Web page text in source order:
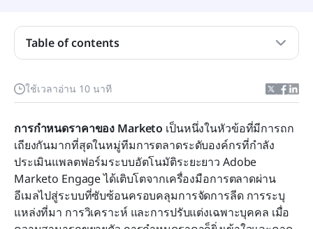
ใช้เวลาอ่าน 10 นาที
การกำหนดราคาของ Marketo เป็นหนึ่งในหัวข้อที่มีการถก
เถียงกันมากที่สุดในหมู่ทีมการตลาดระดับองค์กรที่กำลัง
ประเมินแพลตฟอร์มระบบอัตโนมัติระยะยาว Adobe
Marketo Engage ได้เติบโตจากเครื่องมือการตลาดผ่าน
อีเมลไปสู่ระบบที่ซับซ้อนครอบคลุมการจัดการลีด การระบุ
แหล่งที่มา การวิเคราะห์ และการปรับแต่งเฉพาะบุคคล เมื่อ
Table of contents
Marketo สูงขึ้นหรือลดลง
เสียงจากผู้ใช้: ข้อเสนอแนะเกี่ยวกับราคาและความคุ้ม
เมื่อไม่สามารถครอบคลุมได้: ทำไมทีมจึงมองหาทาง
เลือกอื่นแทน Marketo
บทสรุป
คำถามที่พบบ่อย